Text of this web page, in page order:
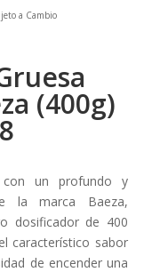
a Cambio
(400g)
un profundo y
la marca Baeza,
dosificador de 400
característico sabor
de encender una